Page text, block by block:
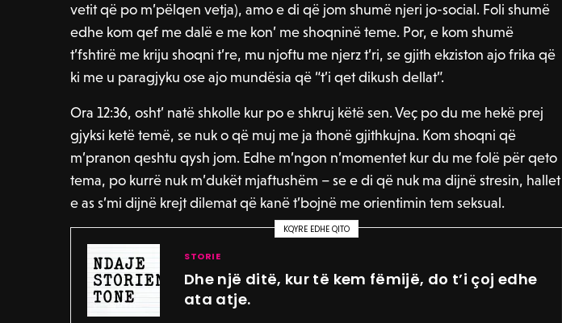
vetit që po m’pëlqen vetja), amo e di që jom shumë njeri jo-social. Foli shumë
edhe kom qef me dalë e me kon’ me shoqninë teme. Por, e kom shumë
t’fshtirë me kriju shoqni t’re, mu njoftu me njerz t’ri, se gjith ekziston ajo frika që
ki me u paragjyku ose ajo mundësia që “t’i qet dikush dellat”.
Ora 12:36, osht’ natë shkolle kur po e shkruj këtë sen. Veç po du me hekë prej
gjyksi ketë temë, se nuk o që muj me ja thonë gjithkujna. Kom shoqni që
m’pranon qeshtu qysh jom. Edhe m’ngon n’momentet kur du me folë për qeto
tema, po kurrë nuk m’dukët mjaftushëm – se e di që nuk ma dijnë stresin, hallet
e as s’mi dijnë krejt dilemat që kanë t’bojnë me orientimin tem seksual.
KQYRE EDHE QITO
STORIE
Dhe një ditë, kur të kem fëmijë, do t’i çoj edhe
ata atje.